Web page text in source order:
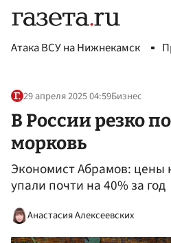
Атака ВСУ на Нижнекамск
29 апреля 2025 04:59Бизнес
В России резко
морковь
Экономист Абрамов: цены
упали почти на 40% за год
Анастасия Алексеевских